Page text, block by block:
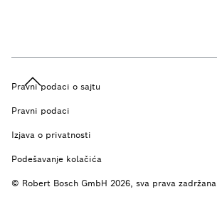
Pravni podaci o sajtu
Pravni podaci
Izjava o privatnosti
Podešavanje kolačića
© Robert Bosch GmbH 2026, sva prava zadržana